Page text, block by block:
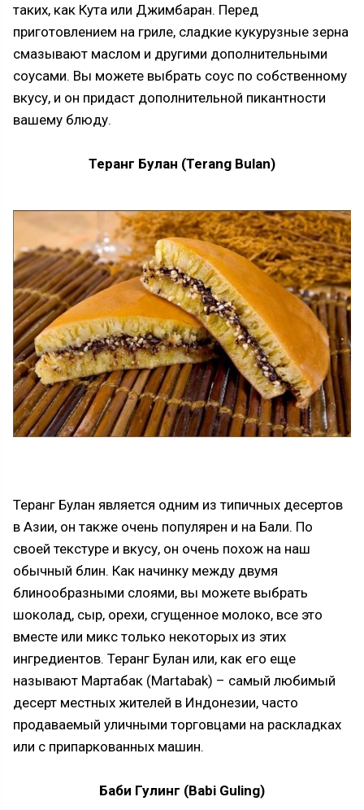
таких, как Кута или Джимбаран. Перед
приготовлением на гриле, сладкие кукурузные зерна
смазывают маслом и другими дополнительными
соусами. Вы можете выбрать соус по собственному
вкусу, и он придаст дополнительной пикантности
вашему блюду.
Теранг Булан (Terang Bulan)
Теранг Булан является одним из типичных десертов
в Азии, он также очень популярен и на Бали. По
своей текстуре и вкусу, он очень похож на наш
обычный блин. Как начинку между двумя
блинообразными слоями, вы можете выбрать
шоколад, сыр, орехи, сгущенное молоко, все это
вместе или микс только некоторых из этих
ингредиентов. Теранг Булан или, как его еще
называют Мартабак (Martabak) – самый любимый
десерт местных жителей в Индонезии, часто
продаваемый уличными торговцами на раскладках
или с припаркованных машин.
Баби Гулинг (Babi Guling)